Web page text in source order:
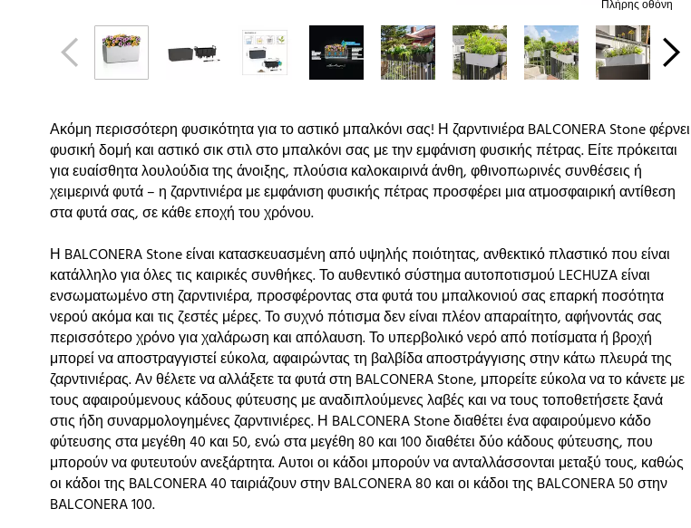
Πλήρης οθόνη
Ακόμη περισσότερη φυσικότητα για το αστικό μπαλκόνι σας! Η ζαρντινιέρα BALCONERA Stone φέρνει
φυσική δομή και αστικό σικ στιλ στο μπαλκόνι σας με την εμφάνιση φυσικής πέτρας. Είτε πρόκειται
για ευαίσθητα λουλούδια της άνοιξης, πλούσια καλοκαιρινά άνθη, φθινοπωρινές συνθέσεις ή
χειμερινά φυτά – η ζαρντινιέρα με εμφάνιση φυσικής πέτρας προσφέρει μια ατμοσφαιρική αντίθεση
στα φυτά σας, σε κάθε εποχή του χρόνου.
Η BALCONERA Stone είναι κατασκευασμένη από υψηλής ποιότητας, ανθεκτικό πλαστικό που είναι
κατάλληλο για όλες τις καιρικές συνθήκες. Το αυθεντικό σύστημα αυτοποτισμού LECHUZA είναι
ενσωματωμένο στη ζαρντινιέρα, προσφέροντας στα φυτά του μπαλκονιού σας επαρκή ποσότητα
νερού ακόμα και τις ζεστές μέρες. Το συχνό πότισμα δεν είναι πλέον απαραίτητο, αφήνοντάς σας
περισσότερο χρόνο για χαλάρωση και απόλαυση. Το υπερβολικό νερό από ποτίσματα ή βροχή
μπορεί να αποστραγγιστεί εύκολα, αφαιρώντας τη βαλβίδα αποστράγγισης στην κάτω πλευρά της
ζαρντινιέρας. Αν θέλετε να αλλάξετε τα φυτά στη BALCONERA Stone, μπορείτε εύκολα να το κάνετε με
τους αφαιρούμενους κάδους φύτευσης με αναδιπλούμενες λαβές και να τους τοποθετήσετε ξανά
στις ήδη συναρμολογημένες ζαρντινιέρες. Η BALCONERA Stone διαθέτει ένα αφαιρούμενο κάδο
φύτευσης στα μεγέθη 40 και 50, ενώ στα μεγέθη 80 και 100 διαθέτει δύο κάδους φύτευσης, που
μπορούν να φυτευτούν ανεξάρτητα. Αυτοι οι κάδοι μπορούν να ανταλλάσσονται μεταξύ τους, καθώς
οι κάδοι της BALCONERA 40 ταιριάζουν στην BALCONERA 80 και οι κάδοι της BALCONERA 50 στην
BALCONERA 100.